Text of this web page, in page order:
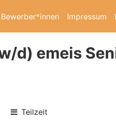
Bewerber*innen Impressum
d) emeis
Teilzeit